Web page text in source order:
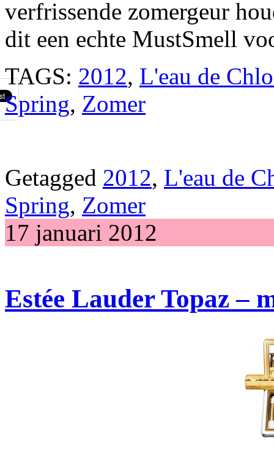
verfrissende zomergeur
dit een echte MustSmell
TAGS: 2012, L'eau de
Spring, Zomer
Getagged 2012, L'eau de
Spring, Zomer
17 januari 2012
Estée Lauder Topaz –